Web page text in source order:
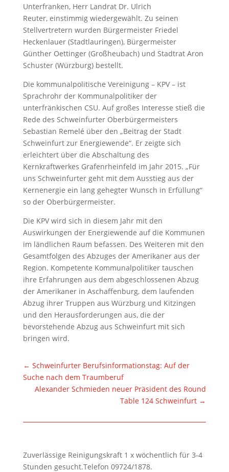
Unterfranken, Herr Landrat Dr. Ulrich
Reuter, einstimmig wiedergewählt. Zu seinen
Stellvertretern wurden Bürgermeister Friedel
Heckenlauer (Stadtlauringen), Bürgermeister
Günther Oettinger (Großheubach) und Stadtrat Aron
Schuster (Würzburg) bestellt.
Die kommunalpolitische Vereinigung – KPV – ist
Sprachrohr der Kommunalpolitiker der
unterfränkischen CSU. Auf großes Interesse stieß die
Rede des Schweinfurter Oberbürgermeisters
Sebastian Remelé über den „Beitrag der Stadt
Schweinfurt zur Energiewende“. Er zeigte sich
erleichtert über die Abschaltung des
Kernkraftwerkes Grafenrheinfeld im Jahr 2015. „Für
uns Schweinfurter geht mit dem Ausstieg aus der
Kernenergie ein lang gehegter Wunsch in Erfüllung“
so der Oberbürgermeister.
Die KPV wird sich in diesem Jahr mit den
Auswirkungen der Energiewende auf die Kommunen
im ländlichen Raum befassen. Des Weiteren mit den
Gesamtfolgen des Abzuges der Amerikaner aus der
Region. Kompetente Kommunalpolitiker tauschen
ihre Erfahrungen aus dem abgeschlossenen Abzug
der Amerikaner in Aschaffenburg, dem laufenden
Abzug ihrer Truppen aus Würzburg und Kitzingen
und den Herausforderungen aus, die der
bevorstehende Abzug aus Schweinfurt mit sich
bringen wird.
← Schweinfurter Berufsinformationstag: Auf der
Suche nach dem Traumberuf
Alexander Schmieden neuer Präsident des Round
Table 124 Schweinfurt →
Zuverlässige Reinigungskraft 1 x wöchentlich für 3-4
Stunden gesucht.Telefon 09724/1878.